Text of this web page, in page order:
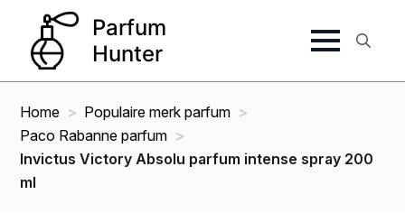
Home
Populaire merk parfum
Paco Rabanne parfum
Invictus Victory Absolu parfum intense spray 200
ml